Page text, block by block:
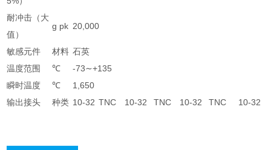
耐冲击（大
值）
g pk 20,000
敏感元件 材料 石英
温度范围
℃
-73∼+135
瞬时温度
℃
1,650
输出接头
种类 10-32 TNC 10-32 TNC 10-32 TNC 10-32